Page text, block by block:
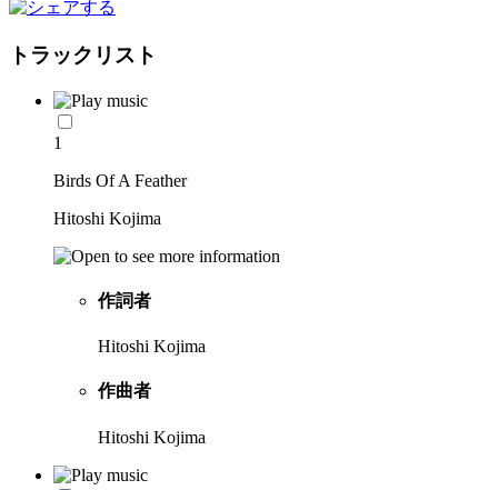
トラックリスト
1
Birds Of A Feather
Hitoshi Kojima
作詞者
Hitoshi Kojima
作曲者
Hitoshi Kojima